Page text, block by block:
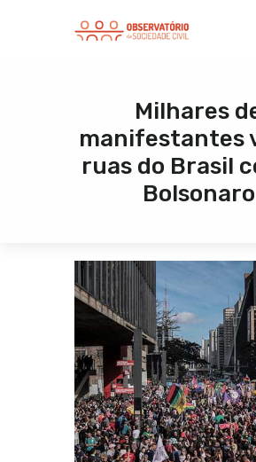
Milhares
manifestantes
ruas do Brasil
Bolsonaro
Sobre
Notícias
Publicações